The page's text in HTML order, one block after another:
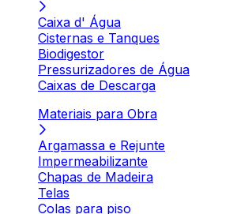
Caixa d' Água
Cisternas e Tanques
Biodigestor
Pressurizadores de Água
Caixas de Descarga
Materiais para Obra
Argamassa e Rejunte
Impermeabilizante
Chapas de Madeira
Telas
Colas para piso